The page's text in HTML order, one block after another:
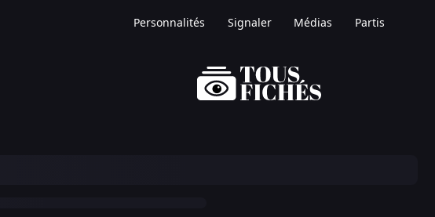
Personnalités Signaler Médias Partis